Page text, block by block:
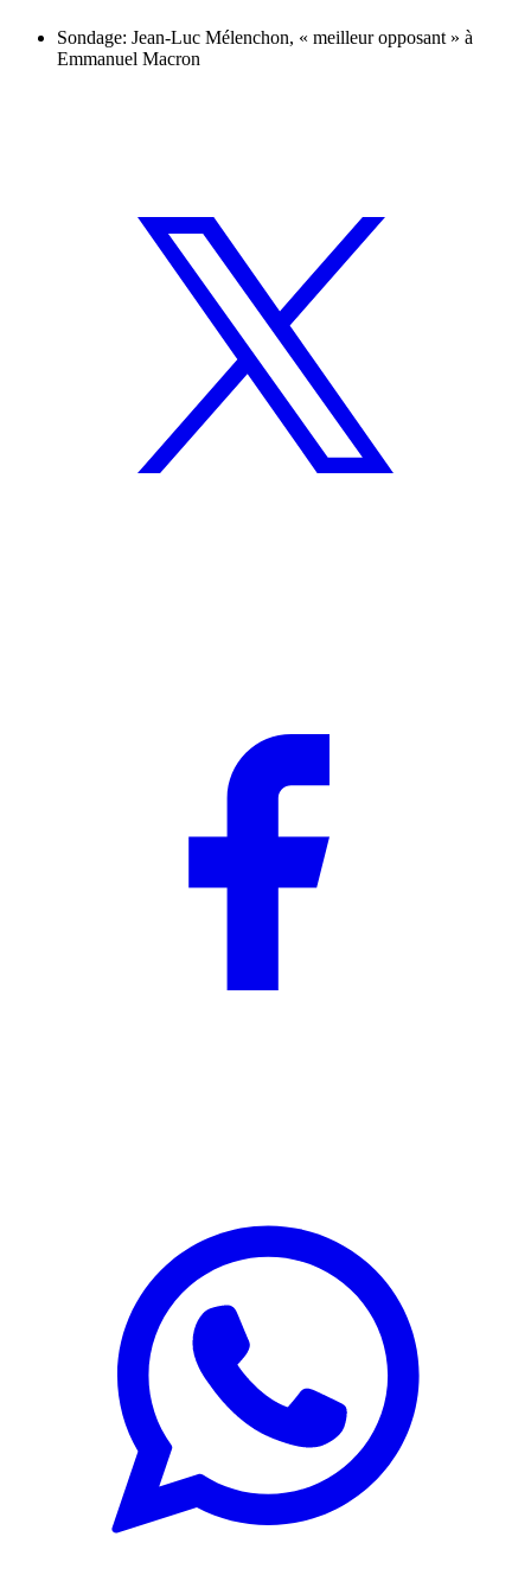
Sondage: Jean-Luc Mélenchon, « meilleur opposant » à
Emmanuel Macron